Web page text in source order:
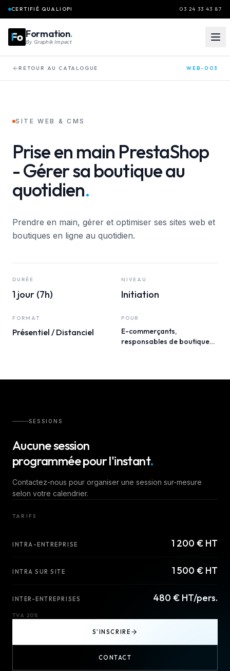
Aller au contenu principal
CERTIFIÉ QUALIOPI 03 24 33 43 87
Formation.
By Graphik Impact
RETOUR AU CATALOGUE WEB-003
SITE WEB & CMS
Priseen main PrestaShop
-Gérersa boutiqueau
quotidien.
Prendre en main, gérer et optimiser ses sites web et
boutiques en ligne au quotidien.
DURÉE
1 jour (7h)
NIVEAU
Initiation
FORMAT
Présentiel / Distanciel
POUR
E-commerçants,
responsables de boutique
SESSIONS
Aucune session
programmée pour l'instant.
Contactez-nous pour organiser une session sur-mesure
selon votre calendrier.
TARIFS
INTRA-ENTREPRISE 1 200 € HT
INTRA SUR SITE 1 500 € HT
INTER-ENTREPRISES 480 € HT/pers.
TVA 20%
S'INSCRIRE
CONTACT